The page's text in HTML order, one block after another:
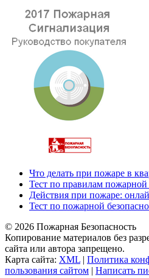
Что делать при пожаре в
Тест по правилам пожарной
Действия при пожаре:
Тест по пожарной
© 2026 Пожарная Безопасность
Копирование материалов без
сайта или автора запрещено.
Карта сайта: XML | Политика
пользования сайтом | Написать